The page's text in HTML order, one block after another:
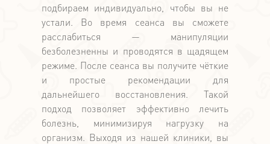
подбираем индивидуально, чтобы вы не
устали. Во время сеанса вы сможете
расслабиться — манипуляции
безболезненны и проводятся в щадящем
режиме. После сеанса вы получите чёткие
и простые рекомендации для
дальнейшего восстановления. Такой
подход позволяет эффективно лечить
болезнь, минимизируя нагрузку на
организм. Выходя из нашей клиники, вы